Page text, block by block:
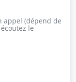
appel (dépend de
le